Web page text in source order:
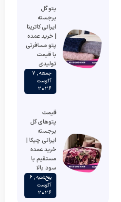
پتو گل
برجسته
ایرانی کاترینا
| خرید عمده
پتو مسافرتی
با قیمت
تولیدی
جمعه , 7
آگوست
2026
قیمت
پتوهای گل
برجسته
ایرانی چیکا |
خرید عمده
مستقیم با
سود بالا
پنج‌شنبه , 6
آگوست
2026